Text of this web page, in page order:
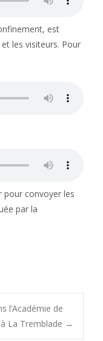
est
les visiteurs. Pour
pour convoyer les
par la
l’Académie de
La Tremblade →